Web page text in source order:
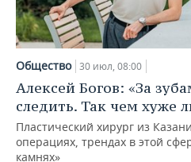
Общество 30 июл, 08:00
Алексей Богов: «За
следить. Так чем хуже
Пластический хирург из
операциях, трендах в этой
камнях»